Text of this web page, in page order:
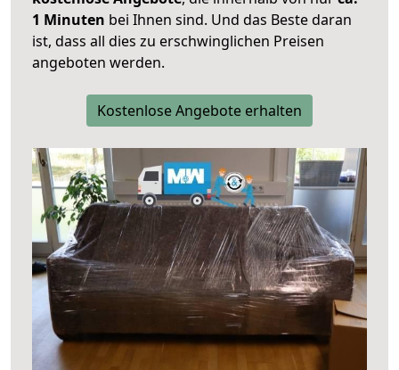
1 Minuten bei Ihnen sind. Und das Beste daran
ist, dass all dies zu erschwinglichen Preisen
angeboten werden.
Kostenlose Angebote erhalten